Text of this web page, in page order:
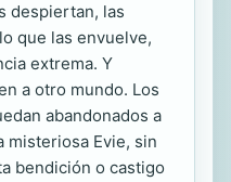
despiertan, las
que las envuelve,
extrema. Y
a otro mundo. Los
abandonados a
misteriosa Evie, sin
bendición o castigo